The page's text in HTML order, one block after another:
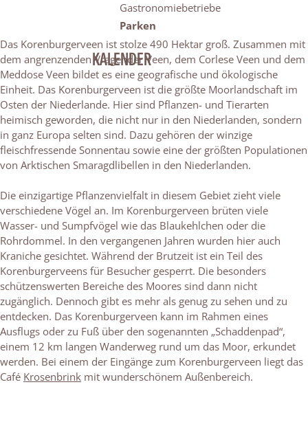
Gastronomiebetriebe
Parken
KALENDER
Das Korenburgerveen ist stolze 490 Hektar groß. Zusammen mit
dem angrenzenden Vragender Veen, dem Corlese Veen und dem
Meddose Veen bildet es eine geografische und ökologische
Einheit. Das Korenburgerveen ist die größte Moorlandschaft im
Osten der Niederlande. Hier sind Pflanzen- und Tierarten
heimisch geworden, die nicht nur in den Niederlanden, sondern
in ganz Europa selten sind. Dazu gehören der winzige
fleischfressende Sonnentau sowie eine der größten Populationen
von Arktischen Smaragdlibellen in den Niederlanden.
Die einzigartige Pflanzenvielfalt in diesem Gebiet zieht viele
verschiedene Vögel an. Im Korenburgerveen brüten viele
Wasser- und Sumpfvögel wie das Blaukehlchen oder die
Rohrdommel. In den vergangenen Jahren wurden hier auch
Kraniche gesichtet. Während der Brutzeit ist ein Teil des
Korenburgerveens für Besucher gesperrt. Die besonders
schützenswerten Bereiche des Moores sind dann nicht
zugänglich. Dennoch gibt es mehr als genug zu sehen und zu
entdecken. Das Korenburgerveen kann im Rahmen eines
Ausflugs oder zu Fuß über den sogenannten „Schaddenpad“,
einem 12 km langen Wanderweg rund um das Moor, erkundet
werden. Bei einem der Eingänge zum Korenburgerveen liegt das
Café Krosenbrink mit wunderschönem Außenbereich.